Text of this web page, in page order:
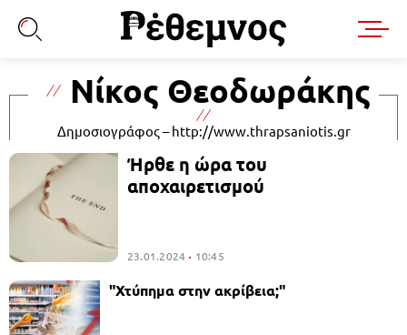
Νίκος Θεοδωράκης
Δημοσιογράφος – http://www.thrapsaniotis.gr
Ήρθε η ώρα του
αποχαιρετισμού
23.01.2024 10:45
"Χτύπημα στην ακρίβεια;"